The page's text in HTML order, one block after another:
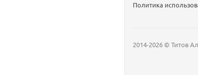
Политика
2014-2026 © Титов